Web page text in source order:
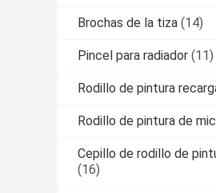
Brochas de la tiza (14)
Pincel para radiador (11)
Rodillo de pintura
Rodillo de pintura de
Cepillo de rodillo de
(16)